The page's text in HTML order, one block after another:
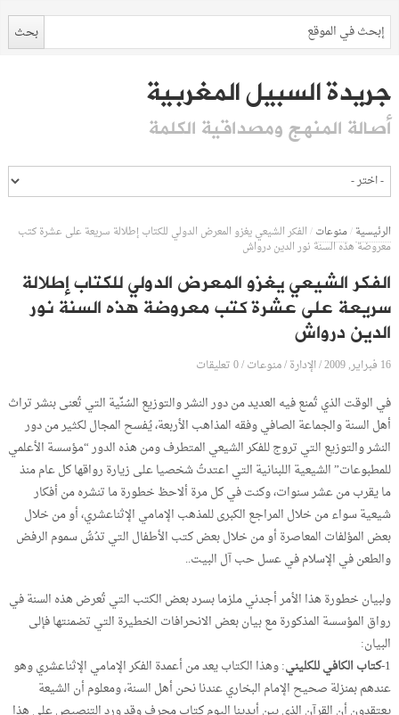
جريدة السبيل المغربية
أصالة المنهج ومصداقية الكلمة
الرئيسية/منوعات/الفكر الشيعي يغزو المعرض الدولي للكتاب إطلالة سريعة على عشرة كتب
معروضة هذه السنة نور الدين درواش
الفكر الشيعي يغزو المعرض الدولي للكتاب إطلالة
سريعة على عشرة كتب معروضة هذه السنة نور
الدين درواش
16 فبراير, 2009 /الإدارة/منوعات/0 تعليقات
في الوقت الذي تُمنع فيه العديد من دور النشر والتوزيع السُنِّية التي تُعنى بنشر تراث
أهل السنة والجماعة الصافي وفقه المذاهب الأربعة، يُفسح المجال لكثير من دور
النشر والتوزيع التي تروج للفكر الشيعي المتطرف ومن هذه الدور “مؤسسة الأعلمي
للمطبوعات” الشيعية اللبنانية التي اعتدتُ شخصيا على زيارة رواقها كل عام منذ
ما يقرب من عشر سنوات، وكنت في كل مرة ألاحظ خطورة ما تنشره من أفكار
شيعية سواء من خلال المراجع الكبرى للمذهب الإمامي الإثناعشري، أو من خلال
بعض المؤلفات المعاصرة أو من خلال بعض كتب الأطفال التي تدُسُّ سموم الرفض
والطعن في الإسلام في عسل حب آل البيت..
ولبيان خطورة هذا الأمر أجدني ملزما بسرد بعض الكتب التي تُعرض هذه السنة في
رواق المؤسسة المذكورة مع بيان بعض الانحرافات الخطيرة التي تضمنتها فإلى
البيان:
1-كتاب الكافي للكليني: وهذا الكتاب يعد من أعمدة الفكر الإمامي الإثناعشري وهو
عندهم بمنزلة صحيح الإمام البخاري عندنا نحن أهل السنة، ومعلوم أن الشيعة